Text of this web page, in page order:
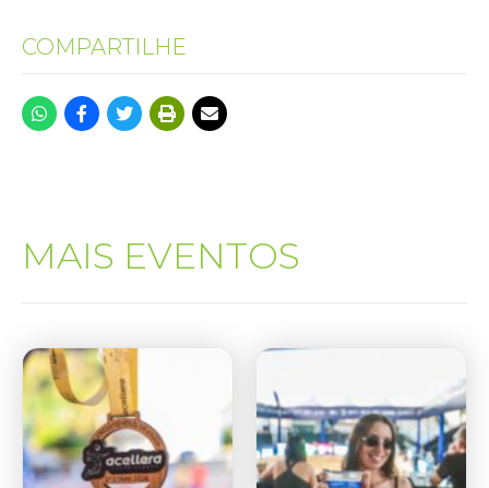
COMPARTILHE
MAIS EVENTOS